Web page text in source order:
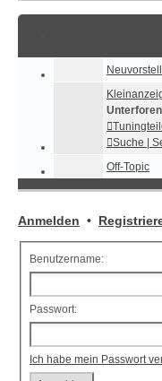
Suche |
Off-Topic
Anmelden •
Benutzername:
Passwort:
Ich habe mein Passwort